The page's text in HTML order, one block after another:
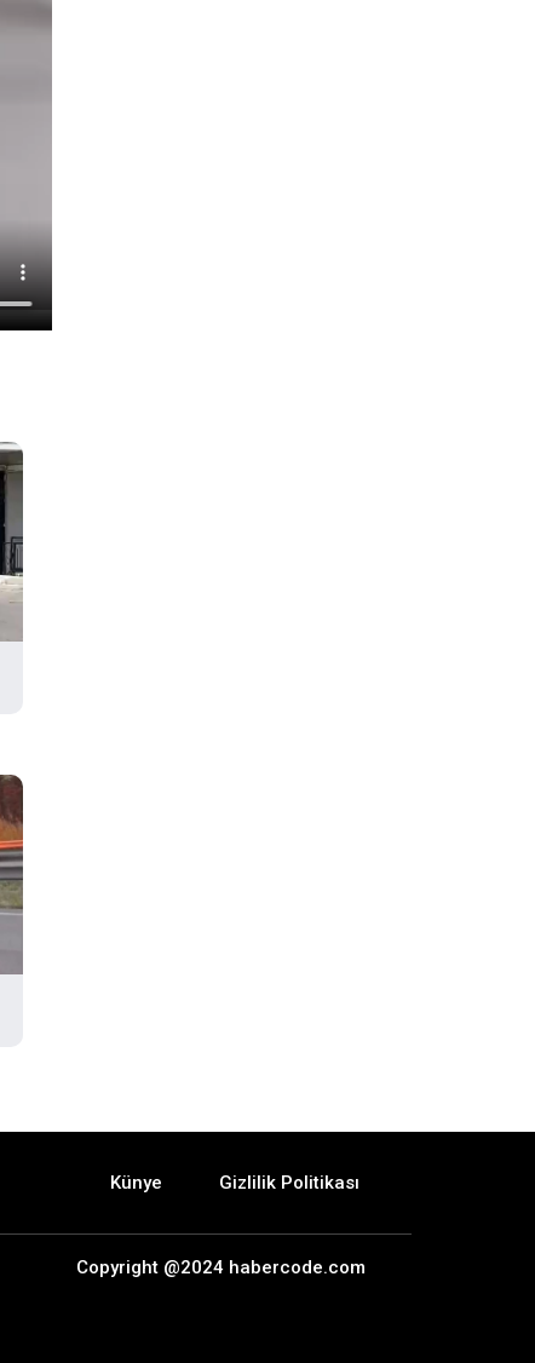
Künye Gizlilik Politikası
Copyright @2024 habercode.com